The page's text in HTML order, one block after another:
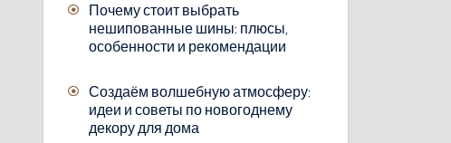
Почему стоит выбрать
нешипованные шины: плюсы,
особенности и рекомендации
Создаём волшебную атмосферу:
идеи и советы по новогоднему
декору для дома